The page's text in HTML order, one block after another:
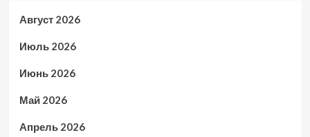
Август 2026
Июль 2026
Июнь 2026
Май 2026
Апрель 2026